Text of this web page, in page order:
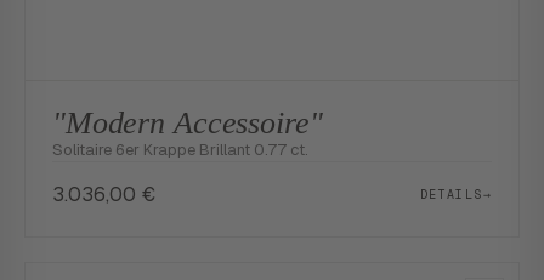
"Modern Accessoire"
Solitaire 6er Krappe Brillant 0.77 ct.
3.036,00 € DETAILS→